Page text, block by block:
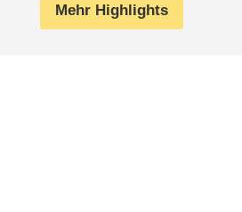
Mehr Highlights